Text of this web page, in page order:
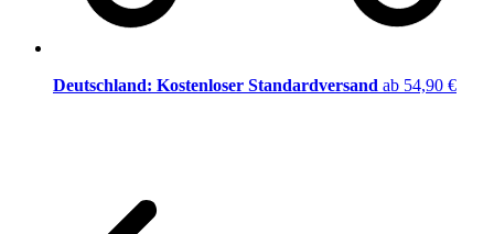
Deutschland: Kostenloser Standardversand ab 54,90 €